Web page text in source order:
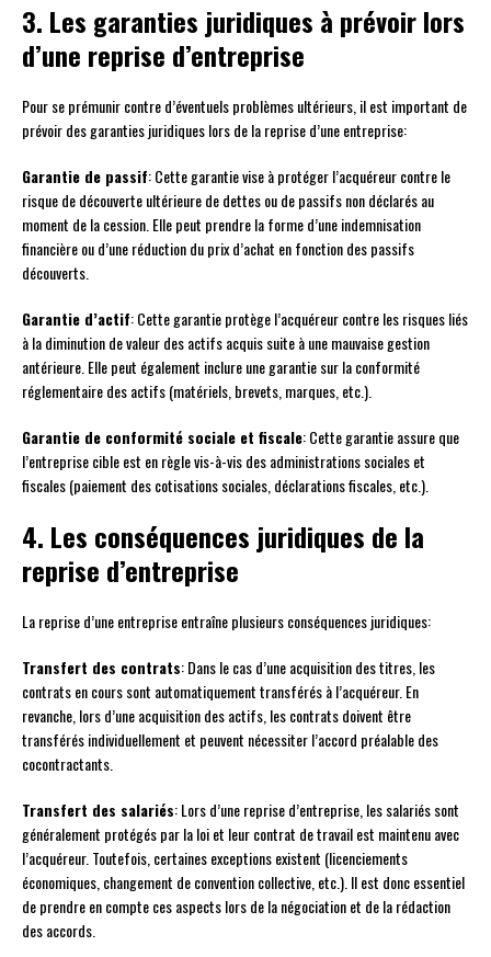
3. Les garanties juridiques à prévoir lors
d’une reprise d’entreprise
Pour se prémunir contre d’éventuels problèmes ultérieurs, il est important de
prévoir des garanties juridiques lors de la reprise d’une entreprise:
Garantie de passif: Cette garantie vise à protéger l’acquéreur contre le
risque de découverte ultérieure de dettes ou de passifs non déclarés au
moment de la cession. Elle peut prendre la forme d’une indemnisation
financière ou d’une réduction du prix d’achat en fonction des passifs
découverts.
Garantie d’actif: Cette garantie protège l’acquéreur contre les risques liés
à la diminution de valeur des actifs acquis suite à une mauvaise gestion
antérieure. Elle peut également inclure une garantie sur la conformité
réglementaire des actifs (matériels, brevets, marques, etc.).
Garantie de conformité sociale et fiscale: Cette garantie assure que
l’entreprise cible est en règle vis-à-vis des administrations sociales et
fiscales (paiement des cotisations sociales, déclarations fiscales, etc.).
4. Les conséquences juridiques de la
reprise d’entreprise
La reprise d’une entreprise entraîne plusieurs conséquences juridiques:
Transfert des contrats: Dans le cas d’une acquisition des titres, les
contrats en cours sont automatiquement transférés à l’acquéreur. En
revanche, lors d’une acquisition des actifs, les contrats doivent être
transférés individuellement et peuvent nécessiter l’accord préalable des
cocontractants.
Transfert des salariés: Lors d’une reprise d’entreprise, les salariés sont
généralement protégés par la loi et leur contrat de travail est maintenu avec
l’acquéreur. Toutefois, certaines exceptions existent (licenciements
économiques, changement de convention collective, etc.). Il est donc essentiel
de prendre en compte ces aspects lors de la négociation et de la rédaction
des accords.